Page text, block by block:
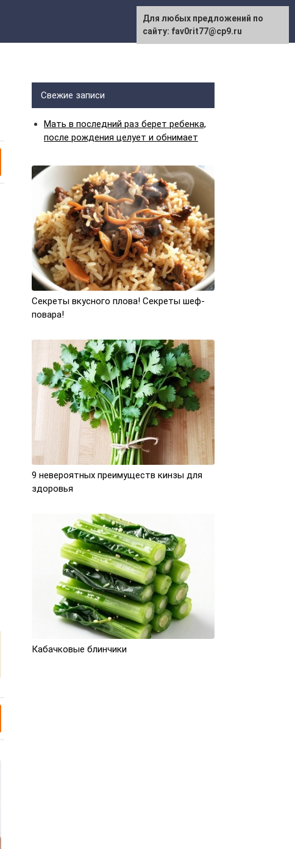
Свежие записи
Мать в последний раз берет ребенка,
после рождения целует и обнимает
Секреты вкусного плова! Секреты шеф-
повара!
9 невероятных преимуществ кинзы для
здоровья
Кабачковые блинчики
Для любых предложений по
сайту: fav0rit77@cp9.ru